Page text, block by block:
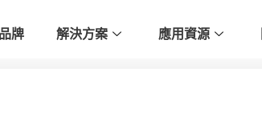
牌 解決方案 應用資源